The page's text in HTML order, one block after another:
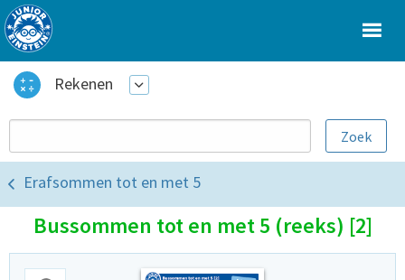
Rekenen
Erafsommen tot en met 5
Bussommen tot en met 5 (reeks) [2]